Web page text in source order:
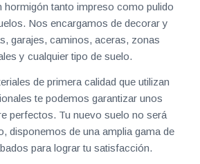
hormigón tanto impreso como pulido
Nos encargamos de decorar y
garajes, caminos, aceras, zonas
y cualquier tipo de suelo.
de primera calidad que utilizan
te podemos garantizar unos
perfectos. Tu nuevo suelo no será
disponemos de una amplia gama de
para lograr tu satisfacción.